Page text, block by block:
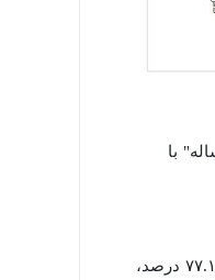
گاو یا گوساله" با
در این گروه، بیشترین افزایش قیمت نسبت به ماه قبل مربوط به "روغن نباتی جامد" با ۷۸.۶ درصد، "روغن مایع" با ۷۷.۱ درصد،